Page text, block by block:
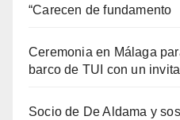
“Carecen de fundamento
Ceremonia en Málaga
barco de TUI con un
Socio de De Aldama y